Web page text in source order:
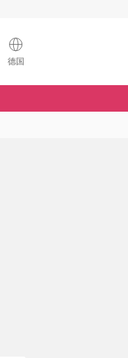
德国